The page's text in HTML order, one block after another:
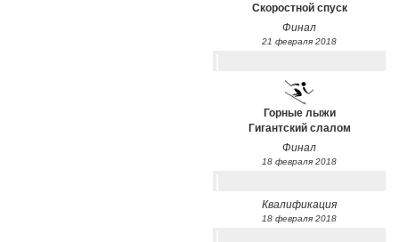
Скоростной спуск
Финал
21 февраля 2018
Горные лыжи
Гигантский слалом
Финал
18 февраля 2018
Квалификация
18 февраля 2018